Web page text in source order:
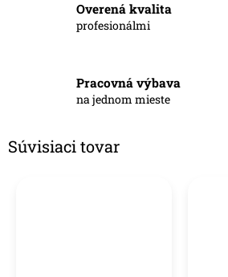
Overená kvalita
profesionálmi
Pracovná výbava
na jednom mieste
Súvisiaci tovar